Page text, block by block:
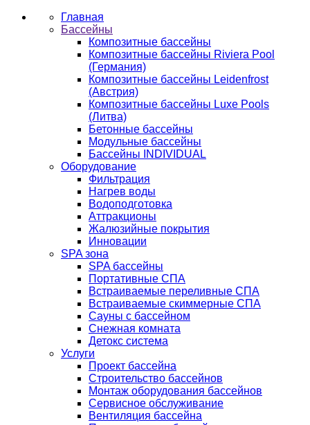
Главная
Бассейны
Композитные бассейны
Композитные бассейны Riviera Pool
(Германия)
Композитные бассейны Leidenfrost
(Австрия)
Композитные бассейны Luxe Pools
(Литва)
Бетонные бассейны
Модульные бассейны
Бассейны INDIVIDUAL
Оборудование
Фильтрация
Нагрев воды
Водоподготовка
Аттракционы
Жалюзийные покрытия
Инновации
SPA зона
SPA бассейны
Портативные СПА
Встраиваемые переливные СПА
Встраиваемые скиммерные СПА
Сауны с бассейном
Снежная комната
Детокс система
Услуги
Проект бассейна
Строительство бассейнов
Монтаж оборудования бассейнов
Сервисное обслуживание
Вентиляция бассейна